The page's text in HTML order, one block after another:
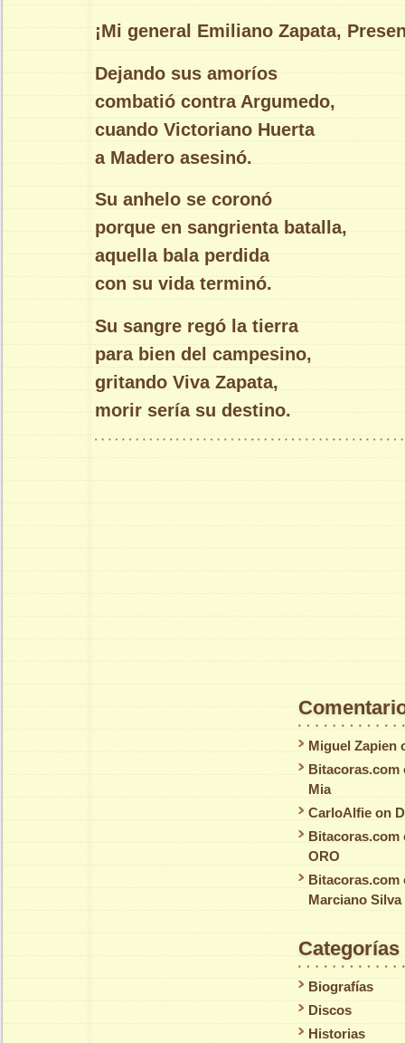
¡Mi general Emiliano Zapata,
Dejando sus amoríos
combatió contra Argumedo,
cuando Victoriano Huerta
a Madero asesinó.
Su anhelo se coronó
porque en sangrienta batalla,
aquella bala perdida
con su vida terminó.
Su sangre regó la tierra
para bien del campesino,
gritando Viva Zapata,
morir sería su destino.
Miguel Zapien
Bitacoras.com
Mia
CarloAlfie on
Bitacoras.com
ORO
Bitacoras.com
Marciano Silva
Categorías
Biografías
Discos
Historias